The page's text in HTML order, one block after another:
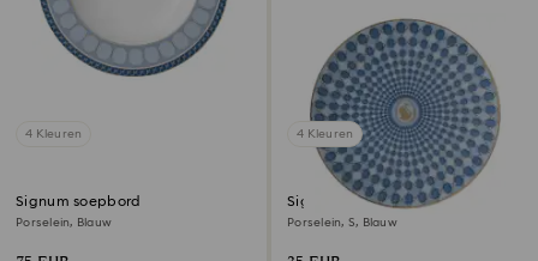
4 Kleuren
Signum soepbord
Porselein, Blauw
4 Kleuren
Signum bord
Porselein, S, Blauw